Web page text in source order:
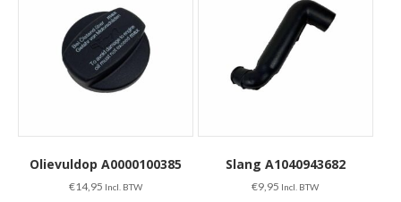
Olievuldop A0000100385
€14,95 Incl. BTW
Slang A1040943682
€9,95 Incl. BTW